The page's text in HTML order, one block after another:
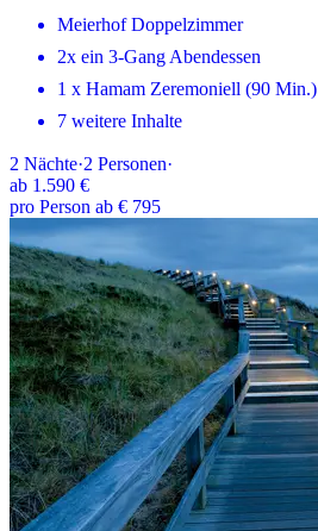
Meierhof Doppelzimmer
2x ein 3-Gang Abendessen
1 x Hamam Zeremoniell (90 Min.)
7 weitere Inhalte
2 Nächte·2 Personen·
ab 1.590 €
pro Person ab € 795